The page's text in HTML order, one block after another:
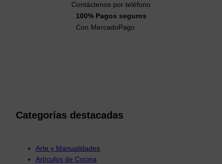
Contáctenos por teléfono
100% Pagos seguros
Con MercadoPago
Categorías destacadas
Arte y Manualidades
Artículos de Cocina